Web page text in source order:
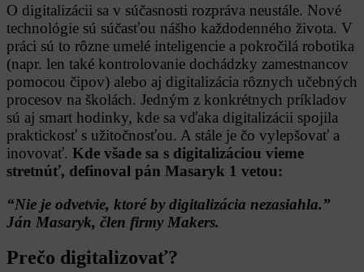
O digitalizácii sa v súčasnosti rozpráva neustále. Nové
technológie sú súčasťou nášho každodenného života. V
práci sú to rôzne umelé inteligencie a pokročilá robotika
(napr. len také kontrolovanie dochádzky zamestnancov
pomocou čipov) alebo aj digitalizácia rôznych učebných
procesov na školách. Jedným z konkrétnych príkladov
sú aj smart hodinky, kde sa vďaka digitalizácii spojila
praktickosť s užitočnosťou. A stále je čo vylepšovať a
inovovať. Kde všade sa s digitalizáciou vieme
stretnúť, definoval pán Masaryk 1 vetou:
“Nie je odvetvie, ktoré by digitalizácia nezasiahla.”
Ján Masaryk, člen firmy Makers.
Prečo digitalizovať?